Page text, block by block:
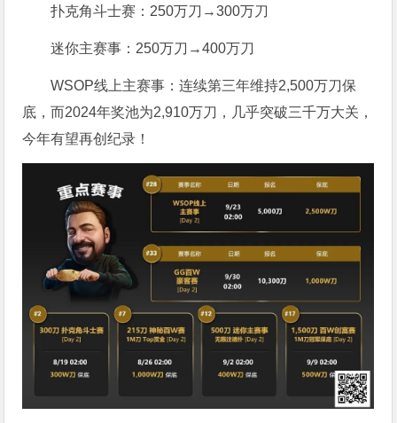
扑克角斗士赛：250万刀→300万刀
迷你主赛事：250万刀→400万刀
WSOP线上主赛事：连续第三年维持2,500万刀保
底，而2024年奖池为2,910万刀，几乎突破三千万大关，
今年有望再创纪录！